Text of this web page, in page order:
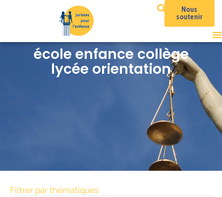
Nous
soutenir
école enfance collège
lycée orientation
Filtrer par thématiques